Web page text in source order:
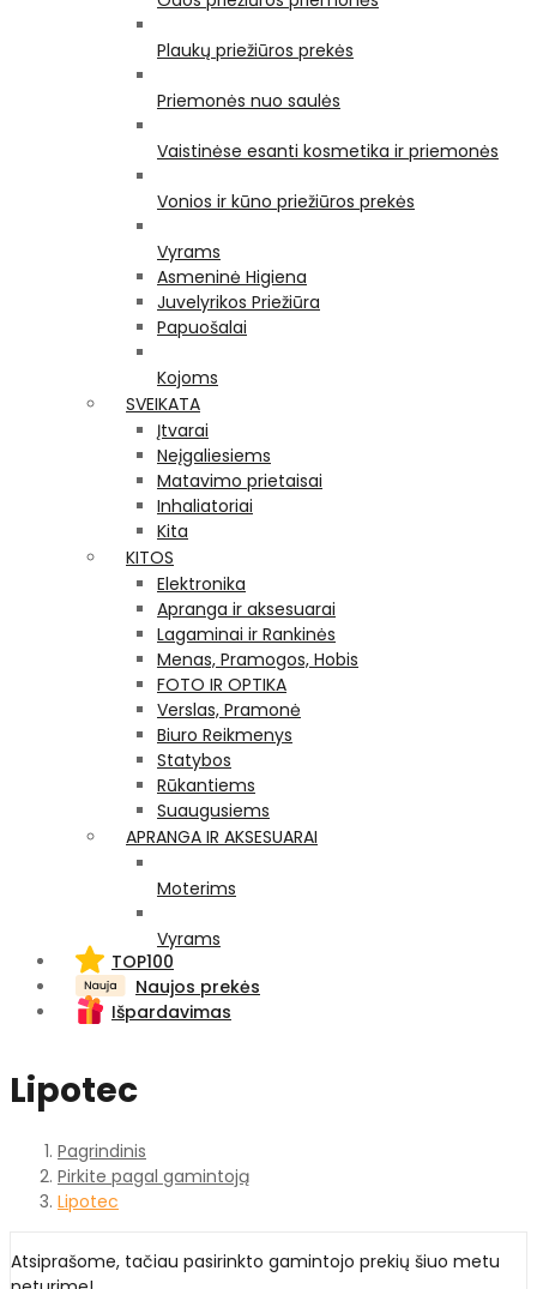
Plaukų priežiūros prekės
Priemonės nuo saulės
Vaistinėse esanti kosmetika ir priemonės
Vonios ir kūno priežiūros prekės
Vyrams
Asmeninė Higiena
Juvelyrikos Priežiūra
Papuošalai
Kojoms
SVEIKATA
Įtvarai
Neįgaliesiems
Matavimo prietaisai
Inhaliatoriai
Kita
KITOS
Elektronika
Apranga ir aksesuarai
Lagaminai ir Rankinės
Menas, Pramogos, Hobis
FOTO IR OPTIKA
Verslas, Pramonė
Biuro Reikmenys
Statybos
Rūkantiems
Suaugusiems
APRANGA IR AKSESUARAI
Moterims
Vyrams
TOP100
Naujos prekės
Išpardavimas
Lipotec
Pagrindinis
Pirkite pagal gamintoją
Lipotec
Atsiprašome, tačiau pasirinkto gamintojo prekių šiuo metu